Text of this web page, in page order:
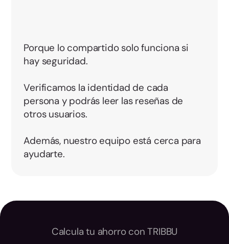
Porque lo compartido solo funciona si
hay seguridad.
Verificamos la identidad de cada
persona y podrás leer las reseñas de
otros usuarios.
Además, nuestro equipo está cerca para
ayudarte.
Calcula tu ahorro con TRIBBU